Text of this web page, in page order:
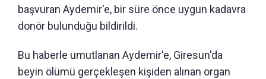
başvuran Aydemir'e, bir süre önce uygun kadavra
donör bulunduğu bildirildi.
Bu haberle umutlanan Aydemir'e, Giresun'da
beyin ölümü gerçekleşen kişiden alınan organ